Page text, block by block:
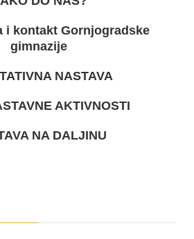
i kontakt Gornjogradske
gimnazije
NASTAVA
AKTIVNOSTI
NA DALJINU